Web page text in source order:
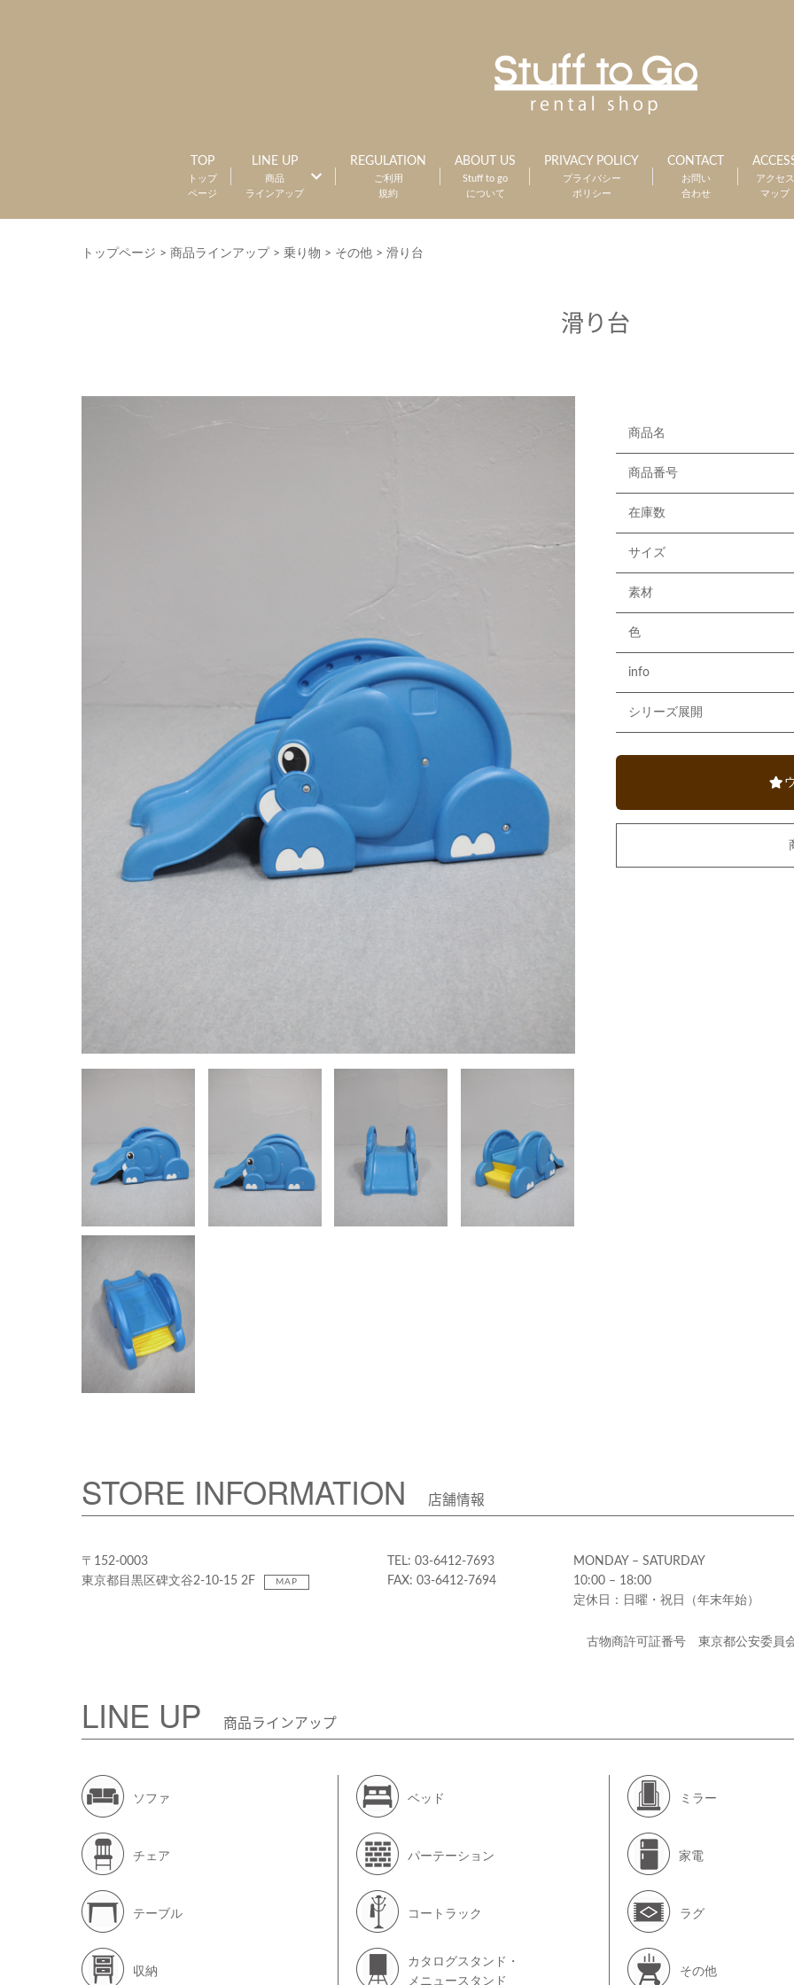
TOP
トップ
ページ
LINE UP
商品
ラインアップ
REGULATION
ご利用
規約
ABOUT US
Stuff to go
について
PRIVACY POLICY
プライバシー
ポリシー
CONTACT
お問い
合わせ
アクセス
マップ
トップページ > 商品ラインアップ > 乗り物 > その他 > 滑り台
滑り台
商品名
商品番号
在庫数
サイズ
素材
色
info
シリーズ展開
STORE INFORMATION 店舗情報
〒152-0003
東京都目黒区碑文谷2-10-15 2F
MAP
TEL: 03-6412-7693
FAX: 03-6412-7694
MONDAY – SATURDAY
10:00 – 18:00
定休日：日曜・祝日（年末年始）
古物商許可証番号 東京都公安委員
LINE UP 商品ラインアップ
ソファ
チェア
テーブル
収納
ベッド
パーテーション
コートラック
カタログスタンド・
メニュースタンド
ミラー
家電
ラグ
その他